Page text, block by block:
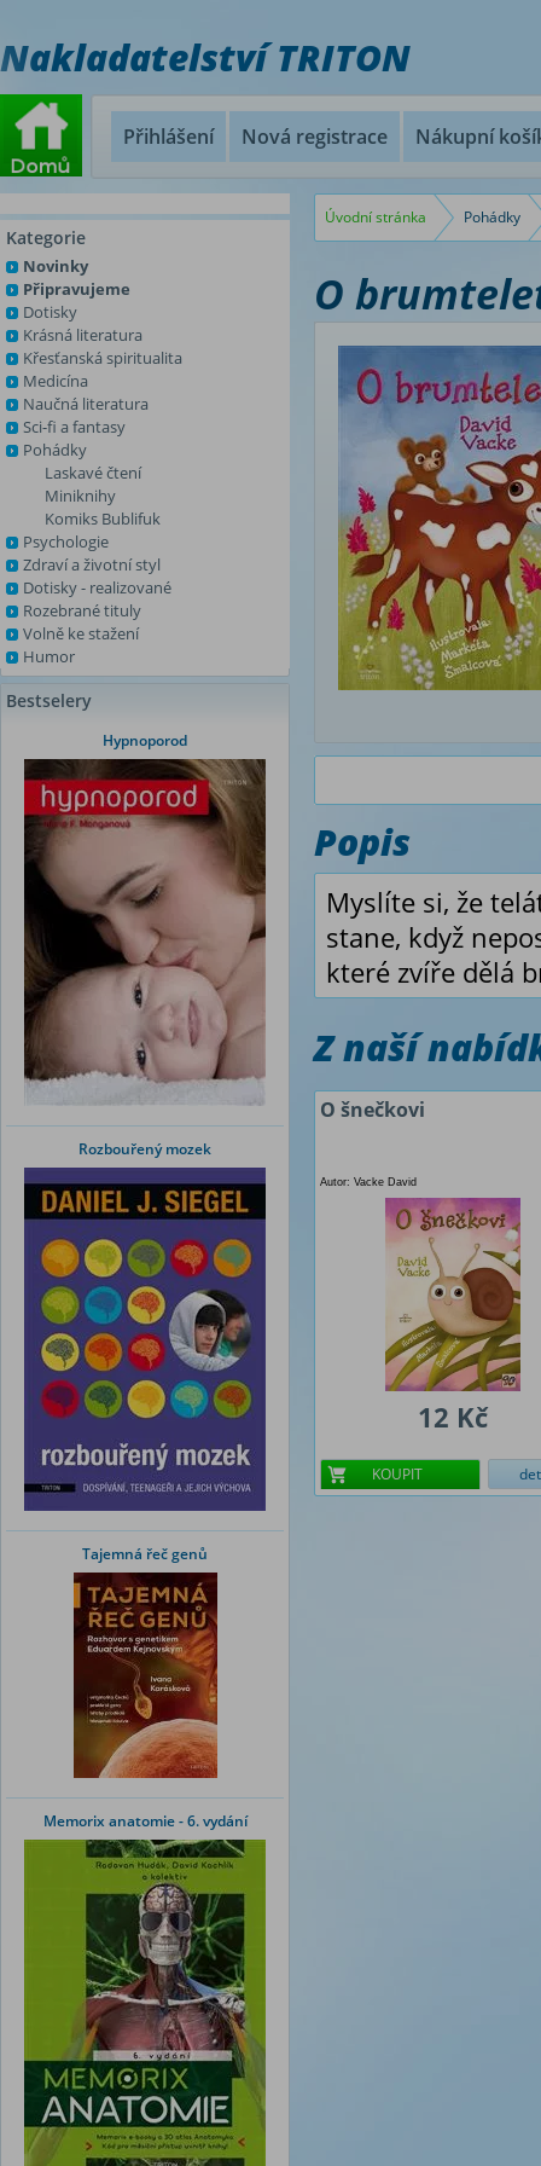
Nakladatelství TRITON
Přihlášení Nová registrace Nákupní
Kategorie
Novinky
Připravujeme
Dotisky
Krásná literatura
Křesťanská spiritualita
Medicína
Naučná literatura
Sci-fi a fantasy
Pohádky
Laskavé čtení
Miniknihy
Komiks Bublifuk
Psychologie
Zdraví a životní styl
Dotisky - realizované
Rozebrané tituly
Volně ke stažení
Humor
Bestselery
Hypnoporod
Rozbouřený mozek
Tajemná řeč genů
Memorix anatomie - 6. vydání
Úvodní stránka Pohádky
O
Popis
Myslíte si, že
stane, když
které zvíře dělá
Z naší
O šnečkovi
Autor: Vacke David
12 Kč
KOUPIT